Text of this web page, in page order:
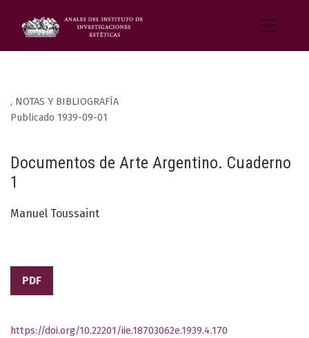
, NOTAS Y BIBLIOGRAFÍA
Documentos de Arte Argentino. Cuaderno
1
Publicado 1939-09-01
Manuel Toussaint
PDF
https://doi.org/10.22201/iie.18703062e.1939.4.170